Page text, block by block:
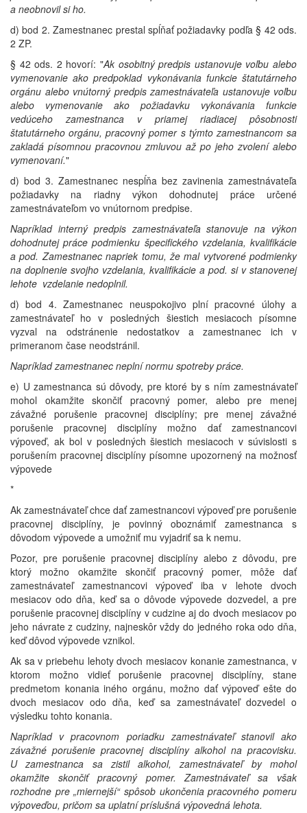
a neobnovil si ho.
d) bod 2. Zamestnanec prestal spĺňať požiadavky podľa § 42 ods.
2 ZP.
§ 42 ods. 2 hovorí: "Ak osobitný predpis ustanovuje voľbu alebo
vymenovanie ako predpoklad vykonávania funkcie štatutárneho
orgánu alebo vnútorný predpis zamestnávateľa ustanovuje voľbu
alebo vymenovanie ako požiadavku vykonávania funkcie
vedúceho zamestnanca v priamej riadiacej pôsobnosti
štatutárneho orgánu, pracovný pomer s týmto zamestnancom sa
zakladá písomnou pracovnou zmluvou až po jeho zvolení alebo
vymenovaní."
d) bod 3. Zamestnanec nespĺňa bez zavinenia zamestnávateľa
požiadavky na riadny výkon dohodnutej práce určené
zamestnávateľom vo vnútornom predpise.
Napríklad interný predpis zamestnávateľa stanovuje na výkon
dohodnutej práce podmienku špecifického vzdelania, kvalifikácie
a pod. Zamestnanec napriek tomu, že mal vytvorené podmienky
na doplnenie svojho vzdelania, kvalifikácie a pod. si v stanovenej
lehote vzdelanie nedoplnil.
d) bod 4. Zamestnanec neuspokojivo plní pracovné úlohy a
zamestnávateľ ho v posledných šiestich mesiacoch písomne
vyzval na odstránenie nedostatkov a zamestnanec ich v
primeranom čase neodstránil.
Napríklad zamestnanec neplní normu spotreby práce.
e) U zamestnanca sú dôvody, pre ktoré by s ním zamestnávateľ
mohol okamžite skončiť pracovný pomer, alebo pre menej
závažné porušenie pracovnej disciplíny; pre menej závažné
porušenie pracovnej disciplíny možno dať zamestnancovi
výpoveď, ak bol v posledných šiestich mesiacoch v súvislosti s
porušením pracovnej disciplíny písomne upozornený na možnosť
výpovede
*
Ak zamestnávateľ chce dať zamestnancovi výpoveď pre porušenie
pracovnej disciplíny, je povinný oboznámiť zamestnanca s
dôvodom výpovede a umožniť mu vyjadriť sa k nemu.
Pozor, pre porušenie pracovnej disciplíny alebo z dôvodu, pre
ktorý možno okamžite skončiť pracovný pomer, môže dať
zamestnávateľ zamestnancovi výpoveď iba v lehote dvoch
mesiacov odo dňa, keď sa o dôvode výpovede dozvedel, a pre
porušenie pracovnej disciplíny v cudzine aj do dvoch mesiacov po
jeho návrate z cudziny, najneskôr vždy do jedného roka odo dňa,
keď dôvod výpovede vznikol.
Ak sa v priebehu lehoty dvoch mesiacov konanie zamestnanca, v
ktorom možno vidieť porušenie pracovnej disciplíny, stane
predmetom konania iného orgánu, možno dať výpoveď ešte do
dvoch mesiacov odo dňa, keď sa zamestnávateľ dozvedel o
výsledku tohto konania.
Napríklad v pracovnom poriadku zamestnávateľ stanovil ako
závažné porušenie pracovnej disciplíny alkohol na pracovisku.
U zamestnanca sa zistil alkohol, zamestnávateľ by mohol
okamžite skončiť pracovný pomer. Zamestnávateľ sa však
rozhodne pre „miernejší“ spôsob ukončenia pracovného pomeru
výpoveďou, pričom sa uplatní príslušná výpovedná lehota.